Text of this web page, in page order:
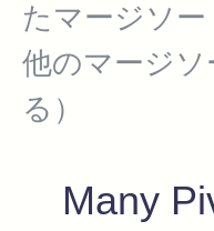
たマージソ
他のマージ
る）
Many